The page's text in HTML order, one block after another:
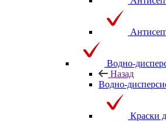
Водно-
Назад
Водно-
Краски